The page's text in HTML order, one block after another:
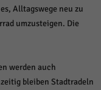
Alltagswege neu zu
umzusteigen. Die
werden auch
bleiben Stadtradeln
Informationen helfen
nutzen.